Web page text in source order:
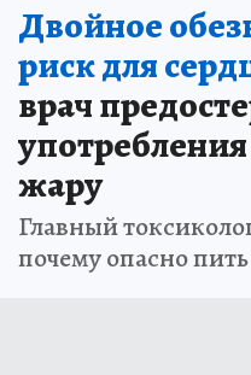
Двойное
риск для
врач
жару
Главный
почему опасно